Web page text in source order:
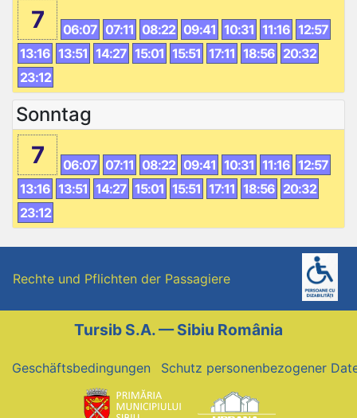
7 06:07 07:11 08:22 09:41 10:31 11:16 12:57
13:16 13:51 14:27 15:01 15:51 17:11 18:56 20:32
23:12
Sonntag
7 06:07 07:11 08:22 09:41 10:31 11:16 12:57
13:16 13:51 14:27 15:01 15:51 17:11 18:56 20:32
23:12
Rechte und Pflichten der Passagiere
Tursib S.A. — Sibiu România
Geschäftsbedingungen Schutz personenbezogener